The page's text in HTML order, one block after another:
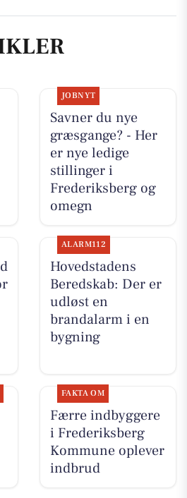
JOBNYT
Savner du nye
græsgange? - Her
er nye ledige
stillinger i
Frederiksberg og
omegn
ALARM112
Hovedstadens
Beredskab: Der er
udløst en
brandalarm i en
bygning
FAKTA OM
Færre indbyggere
i Frederiksberg
Kommune oplever
indbrud